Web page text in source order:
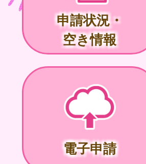
申請状況・
空き情報
電子申請